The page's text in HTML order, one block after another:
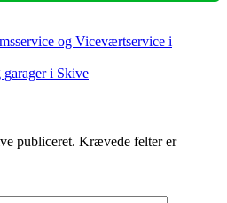
og Viceværtservice i
garager i Skive
publiceret. Krævede felter er